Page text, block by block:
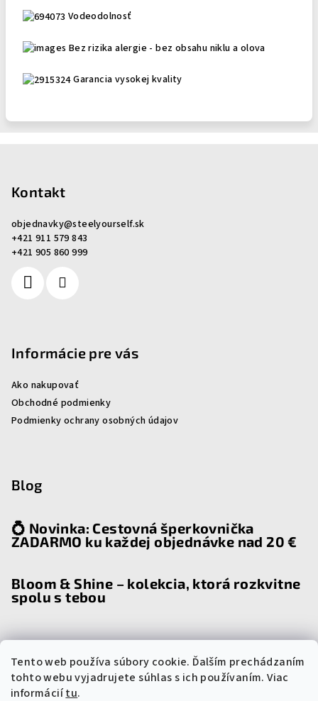
Tento web používa súbory cookie. Ďalším prechádzaním
tohto webu vyjadrujete súhlas s ich používaním. Viac
informáciítu.
Vodeodolnosť
Bez rizika alergie - bez obsahu niklu a olova
Garancia vysokej kvality
Kontakt
objednavky@steelyourself.sk
+421 911 579 843
+421 905 860 999
Informácie pre vás
Ako nakupovať
Obchodné podmienky
Podmienky ochrany osobných údajov
Blog
💍 Novinka: Cestovná šperkovnička
ZADARMO ku každej objednávke nad 20 €
Bloom & Shine – kolekcia, ktorá rozkvitne
spolu s tebou
Prijímame online platby